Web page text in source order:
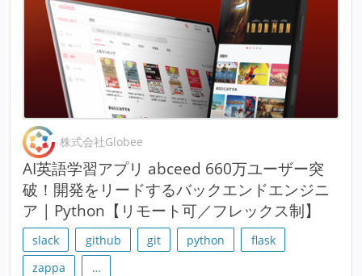
株式会社Globee
AI英語学習アプリ abceed 660万ユーザー突
破！開発をリードするバックエンドエンジニ
ア | Python【リモート可／フレックス制】
slack github git python
flask
zappa
…